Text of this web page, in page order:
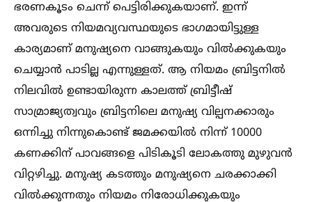
ഭരണകൂടം ചെന്ന് പെട്ടിരിക്കുകയാണ്. ഇന്ന്
അവരുടെ നിയമവ്യവസ്ഥയുടെ ഭാഗമായിട്ടുള്ള
കാര്യമാണ് മനുഷ്യനെ വാങ്ങുകയും വില്‍ക്കുകയും
ചെയ്യാൻ പാടില്ല എന്നുള്ളത്. ആ നിയമം ബ്രിട്ടനില്‍
നിലവില്‍ ഉണ്ടായിരുന്ന കാലത്ത് ബ്രിട്ടീഷ്
സാമ്രാജ്യത്വവും ബ്രിട്ടനിലെ മനുഷ്യ വില്പനക്കാരും
ഒന്നിച്ചു നിന്നുകൊണ്ട് ജമക്കയില്‍ നിന്ന് 10000
കണക്കിന് പാവങ്ങളെ പിടികൂടി ലോകത്തു മുഴുവൻ
വിറ്റഴിച്ചു. മനുഷ്യ കടത്തും മനുഷ്യനെ ചരക്കാക്കി
വില്‍ക്കുന്നതും നിയമം നിരോധിക്കുകയും